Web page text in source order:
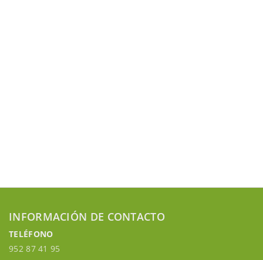
INFORMACIÓN DE CONTACTO
TELÉFONO
952 87 41 95